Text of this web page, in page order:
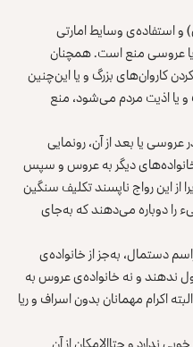
و استفاده‌ی وسایط امارتی
عروسی منع است. همچنان
کاروان‌های بزرگ و یا این‌چنین
یا اذیت مردم می‌شود، منع
یا بعد از آن، رونمایی
دیگر به عروس و سپس
این رواج ناپسند تکلیف سنگین
را دوباره می‌دهند که به‌جای
دستمال، به‌جز از خانواده‌ی
ندهند و نه خانواده‌ی عروس به
اکرام مهمانان بدون اسراف و ریا